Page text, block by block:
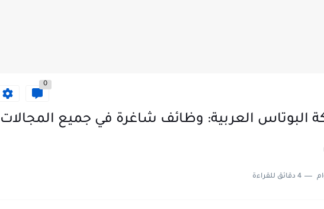
0
العربية: وظائف شاغرة في جميع المجالات
4 دقائق للقراءة